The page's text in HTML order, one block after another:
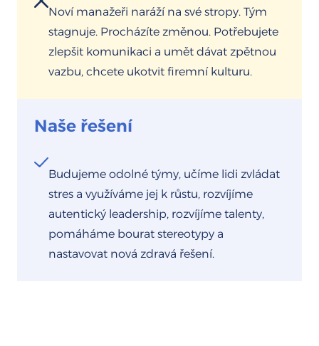
Noví manažeři naráží na své stropy. Tým
stagnuje. Procházíte změnou. Potřebujete
zlepšit komunikaci a umět dávat zpětnou
vazbu, chcete ukotvit firemní kulturu.
Naše řešení
Budujeme odolné týmy, učíme lidi zvládat
stres a využíváme jej k růstu, rozvíjíme
autentický leadership, rozvíjíme talenty,
pomáháme bourat stereotypy a
nastavovat nová zdravá řešení.